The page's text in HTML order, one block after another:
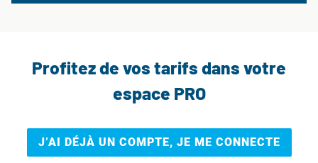
Profitez de vos tarifs dans votre
espace PRO
J’AI DÉJÀ UN COMPTE, JE ME CONNECTE